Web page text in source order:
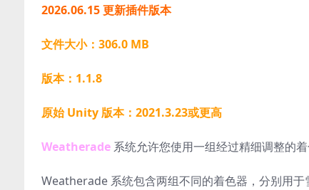
2026.06.15 更新插件版本
文件大小：306.0 MB
版本：1.1.8
原始 Unity 版本：2021.3.23或更高
Weatherade 系统允许您使用一组经过精细调整的
Weatherade 系统包含两组不同的着色器，分别用于